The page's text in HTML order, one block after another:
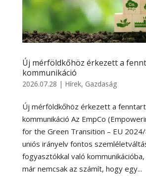
Új mérföldkőhöz érkezett a
kommunikáció
2026.07.28 | Hírek, Gazdaság
Új mérföldkőhöz érkezett a
kommunikáció Az EmpCo
for the Green Transition – EU
uniós irányelv fontos
fogyasztókkal való
már nemcsak az számít, hogy egy...